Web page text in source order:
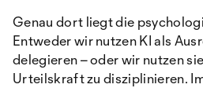
Genau dort liegt die
Entweder wir nutzen KI als
delegieren – oder wir nutzen
Urteilskraft zu disziplinieren.